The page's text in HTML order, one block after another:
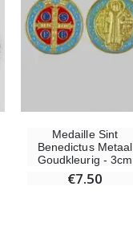
Medaille Sint
Benedictus Metaal
Goudkleurig - 3cm
€7.50
€130.00
€2.50